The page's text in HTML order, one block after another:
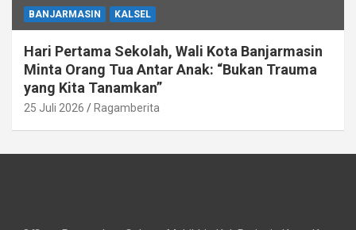
BANJARMASIN KALSEL
Hari Pertama Sekolah, Wali Kota Banjarmasin
Minta Orang Tua Antar Anak: “Bukan Trauma
yang Kita Tanamkan”
25 Juli 2026 Ragamberita